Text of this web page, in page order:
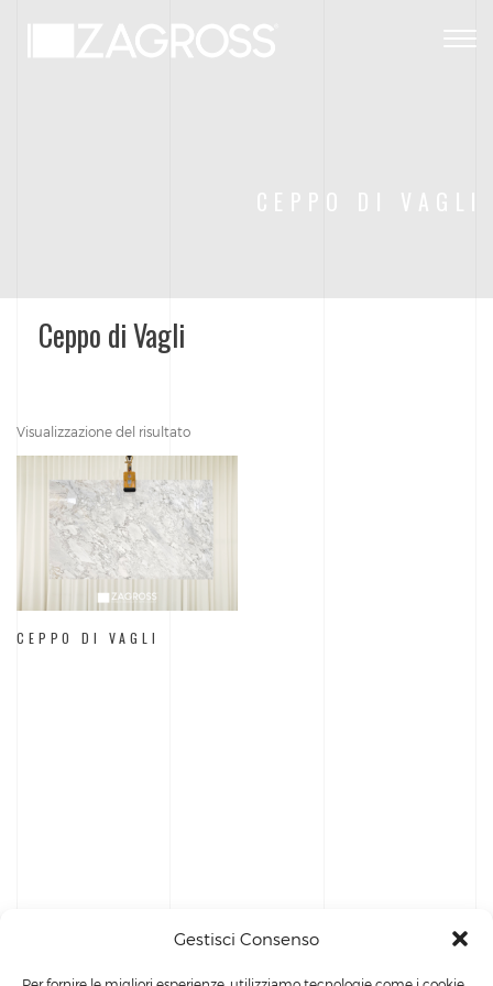
Gestisci Consenso
Ceppo di Vagli
Visualizzazione del risultato
CEPPO DI VAGLI